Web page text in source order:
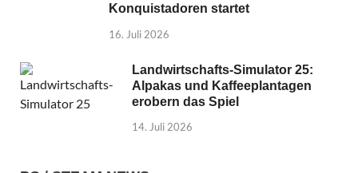
Konquistadoren startet
16. Juli 2026
Landwirtschafts-Simulator 25:
Alpakas und Kaffeeplantagen
erobern das Spiel
14. Juli 2026